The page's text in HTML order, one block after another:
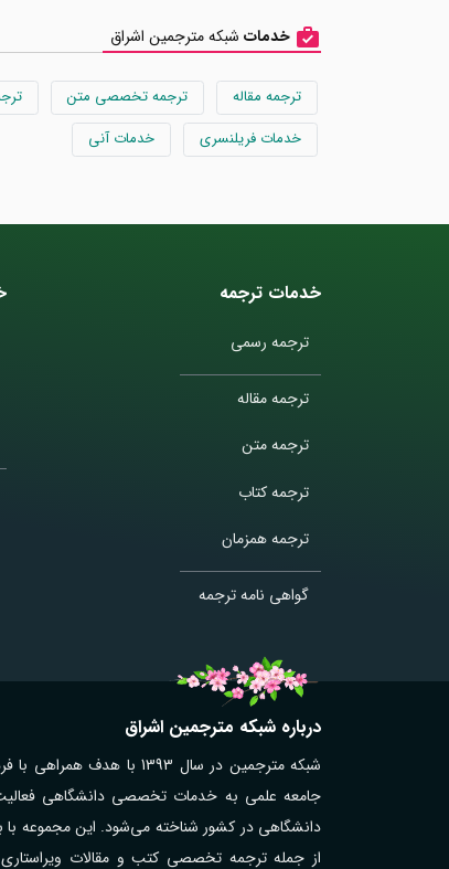
خدمات شبکه مترجمین اشراق
ترجمه مقاله ترجمه تخصصی متن
خدمات فریلنسری
خدمات آنی
خدمات ترجمه
ترجمه رسمی
ترجمه مقاله
ترجمه متن
ترجمه کتاب
ترجمه همزمان
گواهی نامه ترجمه
درباره شبکه مترجمین اشراق
شبکه مترجمین در سال 1393
جامعه علمی به خدمات تخصصی دانشگاهی فعالیت
دانشگاهی در کشور شناخته می‌شود. این مجموعه با
از جمله ترجمه تخصصی کتب و مقالات ویراستاری